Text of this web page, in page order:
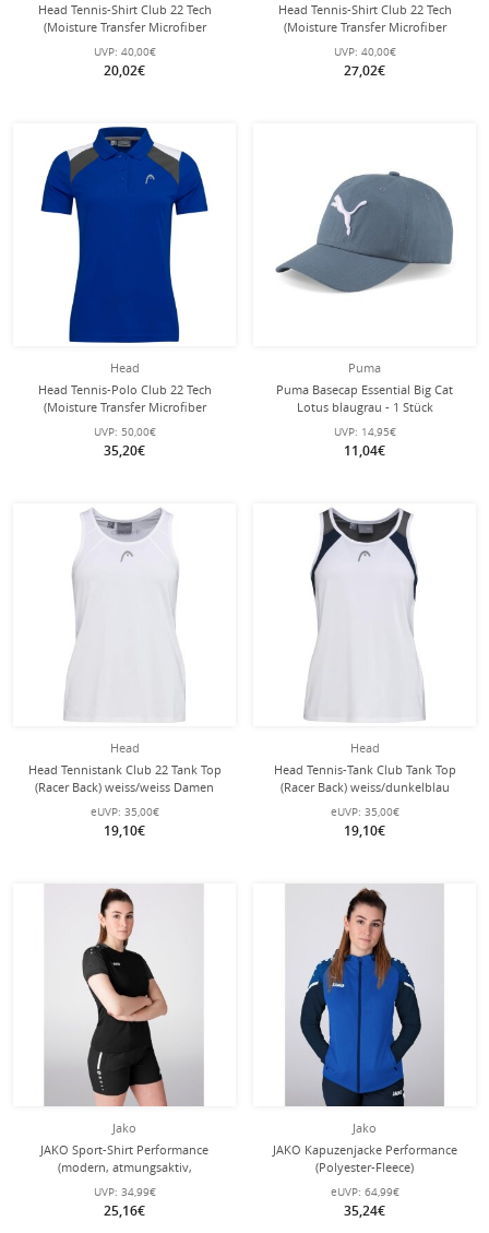
Head Tennis-Shirt Club 22 Tech
(Moisture Transfer Microfiber
Technologie) royalblau Damen
UVP: 40,00€
20,02€
Head Tennis-Shirt Club 22 Tech
(Moisture Transfer Microfiber
Technologie) weiss/dunkelblau
Damen
UVP: 40,00€
27,02€
Head
Head Tennis-Polo Club 22 Tech
(Moisture Transfer Microfiber
Technologie) royalblau Damen
UVP: 50,00€
35,20€
Puma
Puma Basecap Essential Big Cat
Lotus blaugrau - 1 Stück
UVP: 14,95€
11,04€
Head
Head Tennistank Club 22 Tank Top
(Racer Back) weiss/weiss Damen
eUVP: 35,00€
19,10€
Head
Head Tennis-Tank Club Tank Top
(Racer Back) weiss/dunkelblau
Damen
eUVP: 35,00€
19,10€
Jako
JAKO Sport-Shirt Performance
(modern, atmungsaktiv,
schnelltrocknend)
schwarz/anthrazitgrau Damen
UVP: 34,99€
25,16€
Jako
JAKO Kapuzenjacke Performance
(Polyester-Fleece)
royalblau/marineblau Damen
eUVP: 64,99€
35,24€